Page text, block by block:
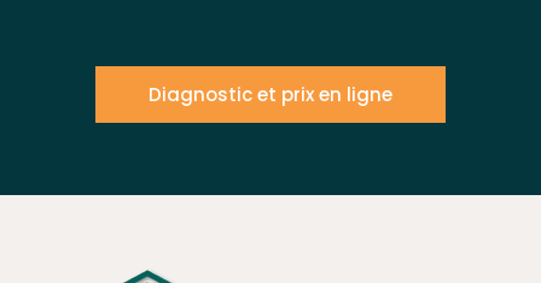
Diagnostic et prix en ligne